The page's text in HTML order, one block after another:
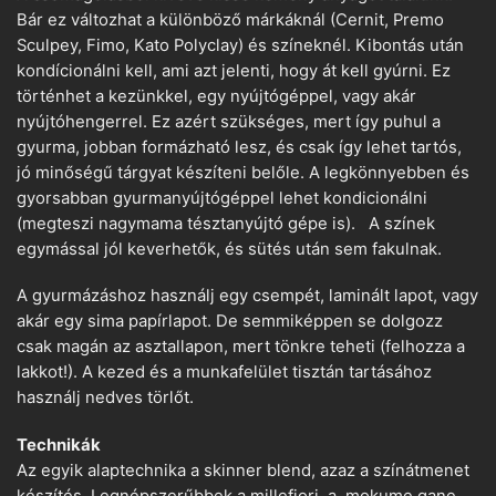
Bár ez változhat a különböző márkáknál (Cernit, Premo
Sculpey, Fimo, Kato Polyclay) és színeknél. Kibontás után
kondícionálni kell, ami azt jelenti, hogy át kell gyúrni. Ez
történhet a kezünkkel, egy nyújtógéppel, vagy akár
nyújtóhengerrel. Ez azért szükséges, mert így puhul a
gyurma, jobban formázható lesz, és csak így lehet tartós,
jó minőségű tárgyat készíteni belőle. A legkönnyebben és
gyorsabban gyurmanyújtógéppel lehet kondicionálni
(megteszi nagymama tésztanyújtó gépe is). A színek
egymással jól keverhetők, és sütés után sem fakulnak.
A gyurmázáshoz használj egy csempét, laminált lapot, vagy
akár egy sima papírlapot. De semmiképpen se dolgozz
csak magán az asztallapon, mert tönkre teheti (felhozza a
lakkot!). A kezed és a munkafelület tisztán tartásához
használj nedves törlőt.
Technikák
Az egyik alaptechnika a skinner blend, azaz a színátmenet